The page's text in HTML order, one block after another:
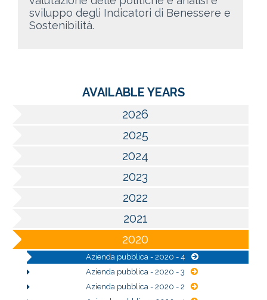
sviluppo degli Indicatori di Benessere e
Sostenibilità.
AVAILABLE YEARS
2026
2025
2024
2023
2022
2021
2020
Azienda pubblica - 2020 - 4
Azienda pubblica - 2020 - 3
Azienda pubblica - 2020 - 2